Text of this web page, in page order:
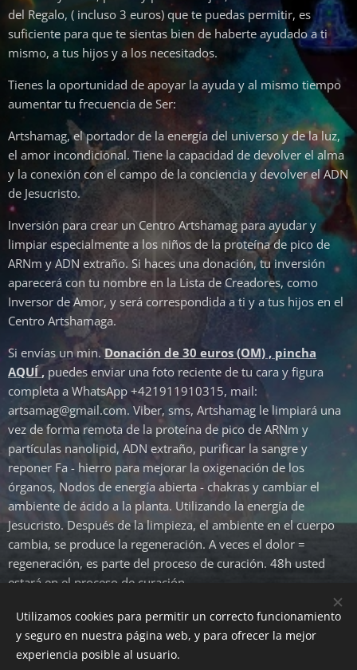
del Regalo, ( incluso 3 euros) que te puedas permitir, es
suficiente para que te sientas bien de haberte ayudado a ti
mismo, a tus hijos y a los necesitados.
Tienes la oportunidad de apoyar la ayuda y al mismo tiempo
aumentar tu frecuencia de Ser:
Artshamag, el portador de la energía del universo y de la luz,
el amor incondicional. Tiene la capacidad de devolver el alma
y la conexión con el campo de la conciencia y devolver el ADN
de Jesucristo.
Inversión para crear un Centro Artshamag para ayudar y
limpiar especialmente a los niños de la proteína de pico de
ARNm y ADN extraño. Si haces una donación, tu inversión
aparecerá con tu nombre en la Lista de Creadores, como
Inversor de Amor, y será correspondida a ti y a tus hijos en el
Centro Artshamaga.
Si envías un min.Donación de 30 euros (OM) , pincha
AQUÍ, puedes enviar una foto reciente de tu cara y figura
completa a WhatsApp +421911910315, mail:
artsamag@gmail.com. Viber, sms, Artshamag le limpiará una
vez de forma remota de la proteína de pico de ARNm y
partículas nanolipid, ADN extraño, purificar la sangre y
reponer Fa - hierro para mejorar la oxigenación de los
órganos, Nodos de energía abierta - chakras y cambiar el
ambiente de ácido a la planta. Utilizando la energía de
Jesucristo. Después de la limpieza, el ambiente en el cuerpo
cambia, se produce la regeneración. A veces el dolor =
regeneración, es parte del proceso de curación. 48h usted
estará en el proceso de curación. ♥
www.artsamag.eu
Utilizamos cookies para permitir un correcto funcionamiento
y seguro en nuestra página web, y para ofrecer la mejor
experiencia posible al usuario.